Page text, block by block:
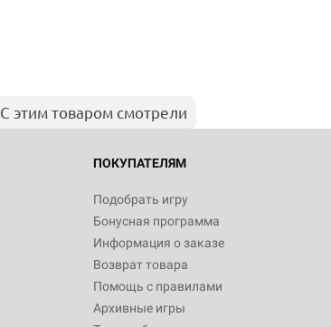
С этим товаром смотрели
ПОКУПАТЕЛЯМ
Подобрать игру
Бонусная программа
Информация о заказе
Возврат товара
Помощь с правилами
Архивные игры